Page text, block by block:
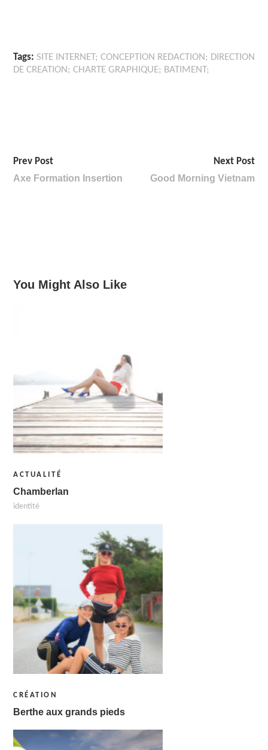
Tags: SITE INTERNET; CONCEPTION REDACTION; DIRECTION
DE CREATION; CHARTE GRAPHIQUE; BATIMENT;
Prev Post
Axe Formation Insertion
Next Post
Good Morning Vietnam
You Might Also Like
ACTUALITÉ
Chamberlan
identité
CRÉATION
Berthe aux grands pieds